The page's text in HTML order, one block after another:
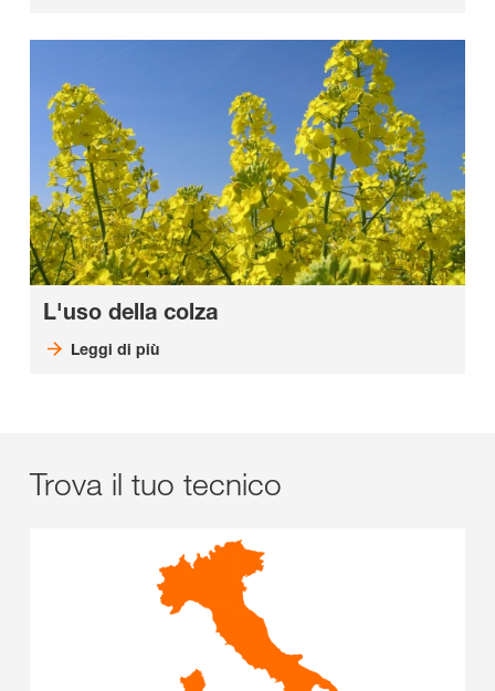
L'uso della colza
Leggi di più
Trova il tuo tecnico